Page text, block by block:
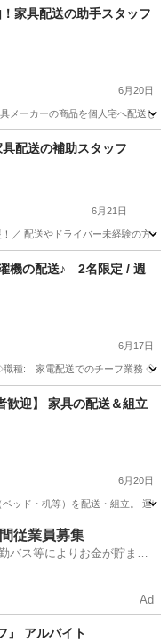
家具配送の助手スタッフ
6月20日
メーカーの商品を個人宅へ配送
具配送の補助スタッフ
6月21日
／ 配送やドライバー未経験の方
機の配送♪ 2名限定 / 週
6月17日
種: 家電配送でのチーフ業務 ◇
岐阜市 ドライバー
歓迎】 家具の配送＆組立
6月20日
ッド・机等）を配送・組立。 運
配送 スタッフ
従業員募集
バス等によりお金が貯まり
Ad
』 アルバイト